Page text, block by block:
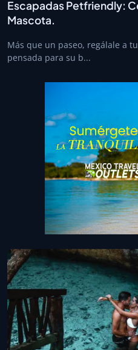
Escapadas Petfriendly:
Mascota.
Más que un paseo, regálale a
pensada para su b...